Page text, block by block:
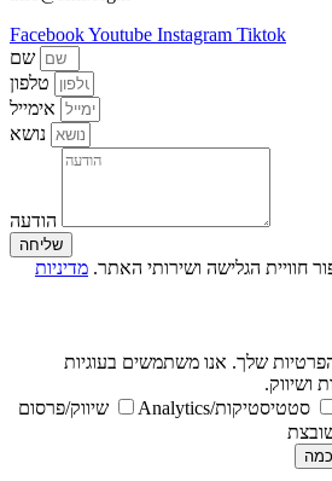
FacebookYoutube Instagram Tiktok
שליחה
חוויית הגלישה ושירותי האתר. מדיניות
שלך. אנו משתמשים בעוגיות
ושיווק.
סטטיסטיקות/Analytics
שיווק/פרסום